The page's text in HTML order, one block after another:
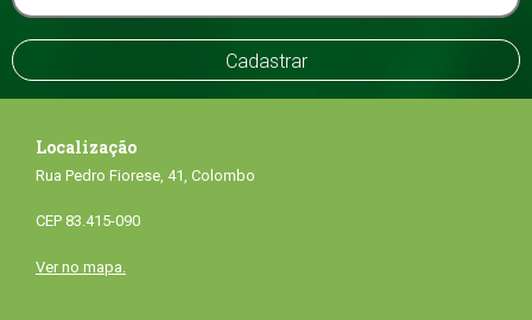
Localização
Rua Pedro Fiorese, 41, Colombo
CEP 83.415-090
Ver no mapa.